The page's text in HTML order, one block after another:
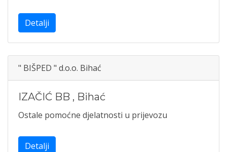
Detalji
" BIŠPED " d.o.o. Bihać
IZAČIĆ BB , Bihać
Ostale pomoćne djelatnosti u prijevozu
Detalji